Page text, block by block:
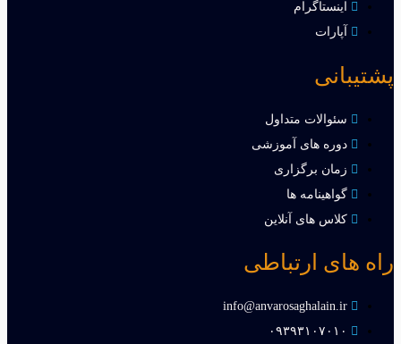
اینستاگرام
آپارات
پشتیبانی
سئوالات متداول
دوره های آموزشی
زمان برگزاری
گواهینامه ها
کلاس های آنلاین
راه های ارتباطی
info@anvarosaghalain.ir​
۰۹۳۹۳۱۰۷۰۱۰​